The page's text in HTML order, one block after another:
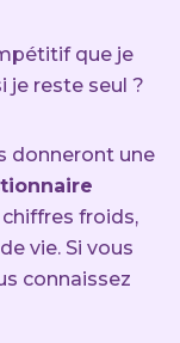
que je
je reste seul ?
donneront une
froids,
vie. Si vous
connaissez